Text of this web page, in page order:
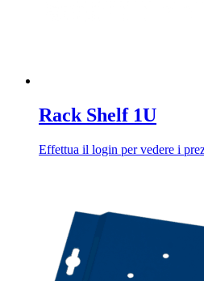
Rack Shelf 1U
Effettua il login per vedere i